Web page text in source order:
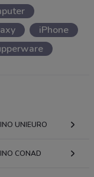
iPhone
UNIEURO
CONAD